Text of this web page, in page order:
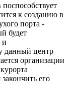
к созданию в
порта -
будет
и
данный центр
организации
его